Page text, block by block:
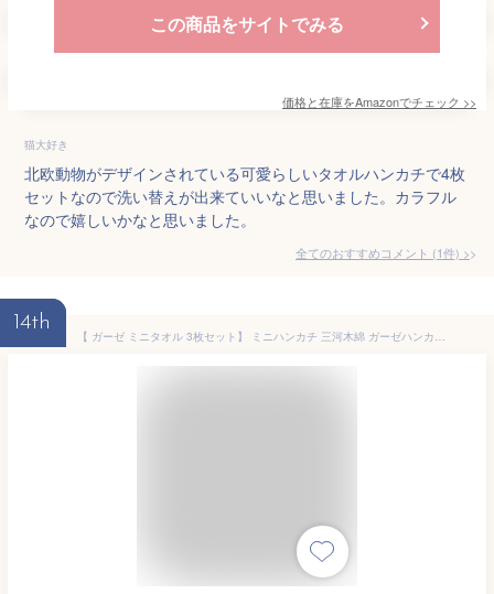
この商品をサイトでみる
価格と在庫をAmazonでチェック >>
猫大好き
北欧動物がデザインされている可愛らしいタオルハンカチで4枚
セットなので洗い替えが出来ていいなと思いました。カラフル
なので嬉しいかなと思いました。
全てのおすすめコメント (1件) >
14th
【 ガーゼ ミニタオル 3枚セット】 ミニハンカチ 三河木綿 ガーゼハンカチ ハンカチタオル ウォッシュタオル 約24×24 プチギフト サンクスギフト 6重ガーゼ 保育園 日本製 コットンガーゼ キッズ ベビー